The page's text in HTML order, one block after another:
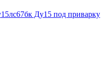
15лс67бк Ду15 под приварку